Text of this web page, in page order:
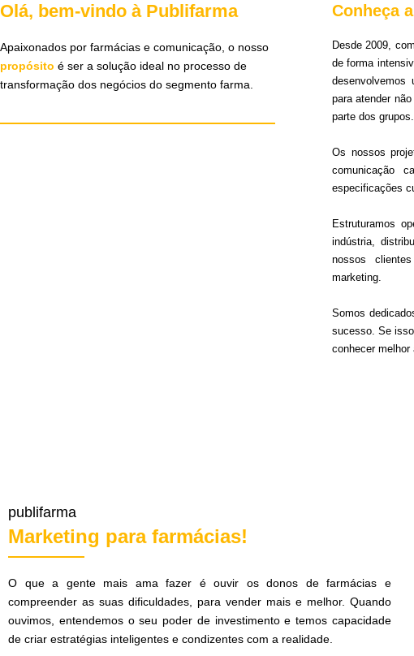
Olá, bem-vindo à Publifarma
Apaixonados por farmácias e comunicação, o nosso
propósito é ser a solução ideal no processo de
transformação dos negócios do segmento farma.
Conheça
Desde 2009,
de forma
desenvolvemos
para atender
parte dos grupos.
Os nossos
comunicação
especificações
Estruturamos
indústria,
nossos
marketing.
Somos
sucesso. Se
conhecer
publifarma
Marketing para farmácias!
O que a gente mais ama fazer é ouvir os donos de farmácias e
compreender as suas dificuldades, para vender mais e melhor. Quando
ouvimos, entendemos o seu poder de investimento e temos capacidade
de criar estratégias inteligentes e condizentes com a realidade.